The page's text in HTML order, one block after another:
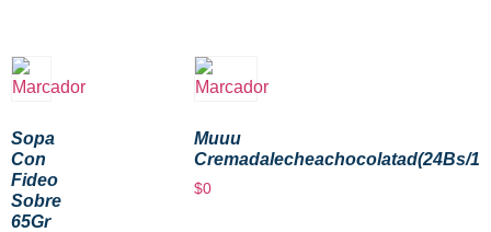
Sopa
Con
Fideo
Sobre
65Gr
Muuu
Cremadalecheachocolatad(24Bs/1
$0